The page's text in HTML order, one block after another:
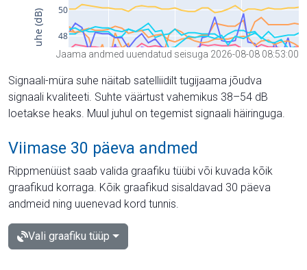
Jaama andmed uuendatud seisuga 2026-08-08 08:53:00
Signaali-müra suhe näitab satelliidilt tugijaama jõudva
signaali kvaliteeti. Suhte väärtust vahemikus 38–54 dB
loetakse heaks. Muul juhul on tegemist signaali häiringuga.
Viimase 30 päeva andmed
Rippmenüüst saab valida graafiku tüübi või kuvada kõik
graafikud korraga. Kõik graafikud sisaldavad 30 päeva
andmeid ning uuenevad kord tunnis.
Vali graafiku tüüp